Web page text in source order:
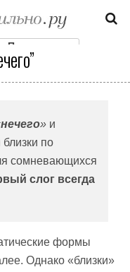
Полная
нечего» и
по
сомневающихся
слог всегда
формы
Однако «близки»